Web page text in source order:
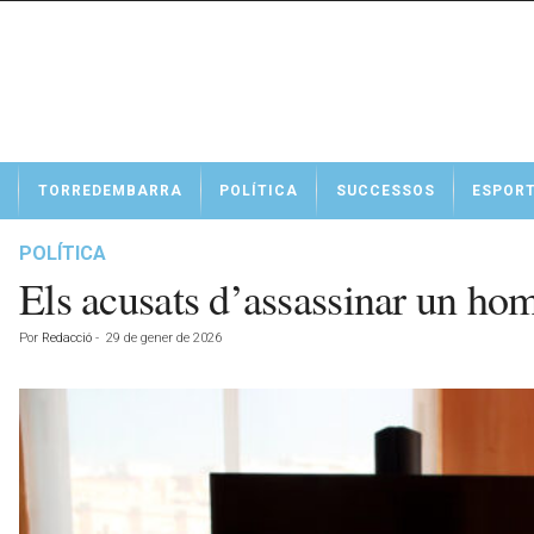
t
TORREDEMBARRA POLÍTICA SUCCESSOS
POLÍTICA
Els acusats d’assassinar un
Por Redacció - 29 de gener de 2026